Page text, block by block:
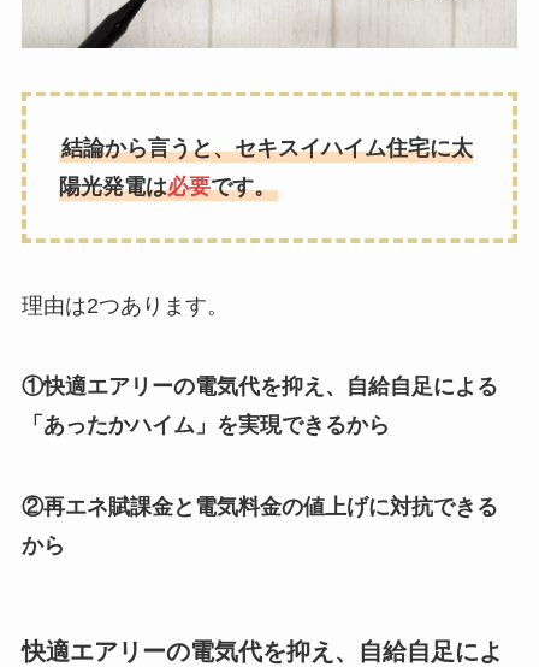
結論から言うと、セキスイハイム住宅に太
陽光発電は必要です。
理由は2つあります。
①快適エアリーの電気代を抑え、自給自足による
「あったかハイム」を実現できるから
②再エネ賦課金と電気料金の値上げに対抗できる
から
快適エアリーの電気代を抑え、自給自足によ